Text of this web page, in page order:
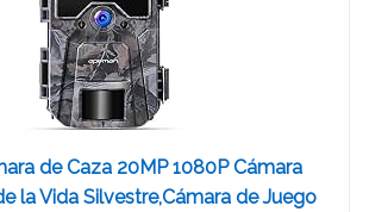
de Caza 20MP 1080P Cámara
la Vida Silvestre,Cámara de Juego